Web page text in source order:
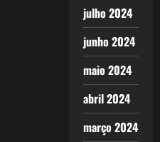
julho 2024
junho 2024
maio 2024
abril 2024
março 2024